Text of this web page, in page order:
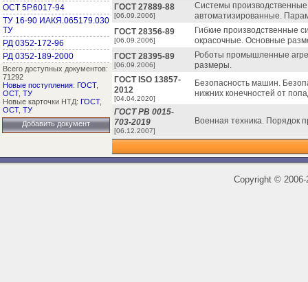
ОСТ 5Р.6017-94
ТУ 16-90 ИАКЯ.065179.030
ТУ
РД 0352-172-96
РД 0352-189-2000
Всего доступных документов:
71292
Новые поступления: ГОСТ,
ОСТ, ТУ
Новые карточки НТД: ГОСТ,
ОСТ, ТУ
Добавить документ
ГОСТ 27889-88
[06.09.2006]
Системы производственные
автоматизированные.
ГОСТ 28356-89
[06.09.2006]
Гибкие производственные
окрасочные. Основные
ГОСТ 28395-89
[06.09.2006]
Роботы промышленные
размеры.
ГОСТ ISO 13857-
2012
[04.04.2020]
Безопасность машин.
нижних конечностей от
ГОСТ РВ 0015-
703-2019
[06.12.2007]
Военная техника. Порядок
Copyright ©